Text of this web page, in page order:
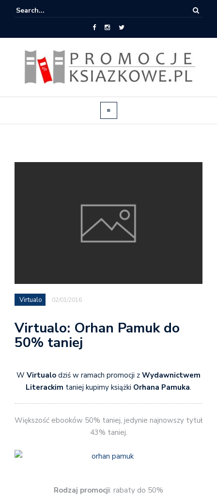
Virtualo 02/01/2016
Virtualo: Orhan Pamuk do
50% taniej
W Virtualo dziś w ramach promocji z Wydawnictwem
Literackim taniej kupimy książki Orhana Pamuka.
Większość ebooków 50% taniej, jedynie najnowszy tytuł
43% taniej.
Rodzaj promocji: rabaty do 50%